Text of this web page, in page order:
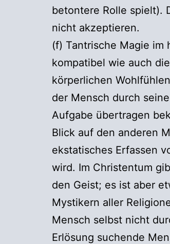
betontere Rolle spielt).
nicht akzeptieren.
(f) Tantrische Magie
kompatibel wie auch
körperlichen
der Mensch durch
Aufgabe übertragen
Blick auf den anderen
ekstatisches Erfassen
wird. Im Christentum
den Geist; es ist aber
Mystikern aller
Mensch selbst nicht
Erlösung suchende